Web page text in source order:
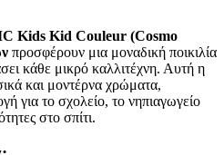
Kids Kid Couleur (Cosmo
προσφέρουν μια μοναδική ποικιλία
κάθε μικρό καλλιτέχνη. Αυτή η
και μοντέρνα χρώματα,
για το σχολείο, το νηπιαγωγείο
στο σπίτι.